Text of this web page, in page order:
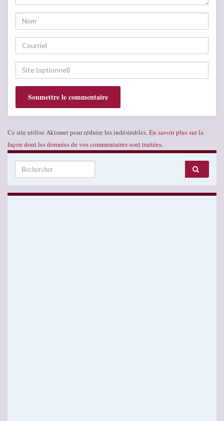
Ce site utilise Akismet pour réduire les indésirables. En savoir plus sur la
façon dont les données de vos commentaires sont traitées.
Search for: